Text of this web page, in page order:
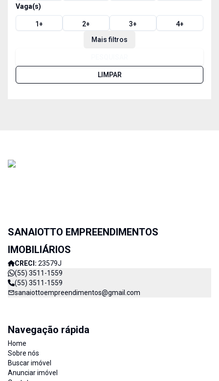
Vaga(s)
1+ 2+ 3+ 4+
Mais filtros
LIMPAR
SANAIOTTO EMPREENDIMENTOS
IMOBILIÁRIOS
CRECI: 23579J
(55) 3511-1559
(55) 3511-1559
sanaiottoempreendimentos@gmail.com
Navegação rápida
Home
Sobre nós
Buscar imóvel
Anunciar imóvel